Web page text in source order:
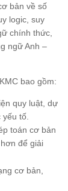
bản về số
logic, suy
chính thức,
ngữ Anh –
bao gồm:
quy luật, dự
tố.
toán cơ bản
để giải
cơ bản,